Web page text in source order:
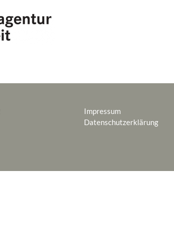
Impressum
Datenschutzerklärung